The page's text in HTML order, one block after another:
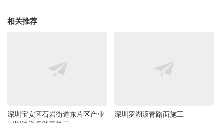
相关推荐
深圳宝安区石岩街道东片区产业
深圳罗湖沥青路面施工